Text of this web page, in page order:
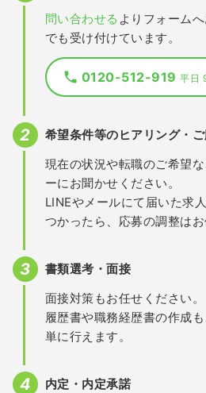
問い合わせる よりフォーム
でも受け付けています。
0120-512-919平日
希望条件等のヒアリング・
現在の状況や転職のご希望
ーにお聞かせください。
LINEやメールにて届いた求
つかったら、応募の調整はお
書類選考・面接
面接対策もお任せください。
履歴書や職務経歴書の作成
単に行えます。
内定・内定承諾